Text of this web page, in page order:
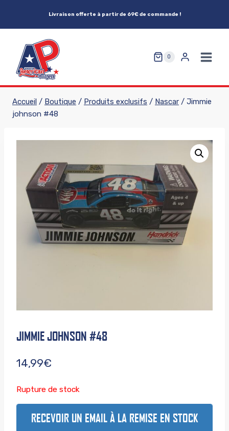
Livraison offerte à partir de 69€ de commande !
0
Accueil / Boutique / Produits exclusifs / Nascar / Jimmie
johnson #48
JIMMIE JOHNSON #48
14,99€
Rupture de stock
RECEVOIR UN EMAIL À LA REMISE EN STOCK